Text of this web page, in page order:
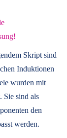
Skript sind
Induktionen
wurden mit
Sie sind als
den
werden.